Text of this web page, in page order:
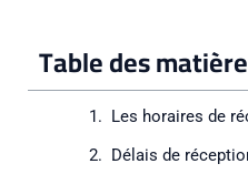
Table des
Les horaires de
Délais de